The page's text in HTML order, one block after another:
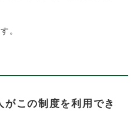
。
この制度を利用でき